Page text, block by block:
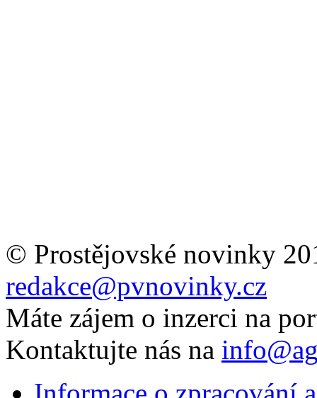
© Prostějovské novinky
redakce@pvnovinky.cz
Máte zájem o inzerci na
Kontaktujte nás na